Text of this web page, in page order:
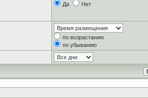
Да Нет
по возрастанию
по убыванию